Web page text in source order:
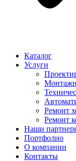
Каталог
Услуги
Ремонт
Ремонт
Наши
Портфолио
О компании
Контакты